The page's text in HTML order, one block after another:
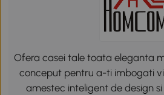
Ofera casei tale toata eleganta
conceput pentru a-ti imbogati
amestec inteligent de design